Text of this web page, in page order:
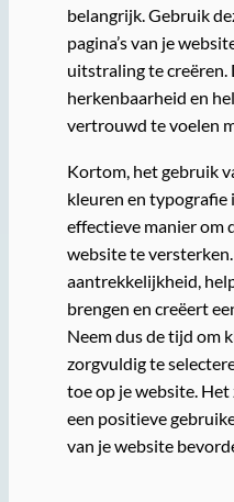
belangrijk. Gebruik
pagina’s van je
uitstraling te creëren.
herkenbaarheid en
vertrouwd te voelen
Kortom, het gebruik
kleuren en typografie
effectieve manier om
website te
aantrekkelijkheid,
brengen en creëert
Neem dus de tijd om
zorgvuldig te
toe op je website. Het
een positieve
van je website